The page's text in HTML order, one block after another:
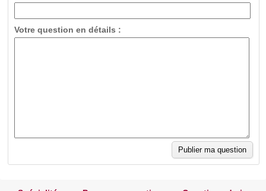
Votre question en détails :